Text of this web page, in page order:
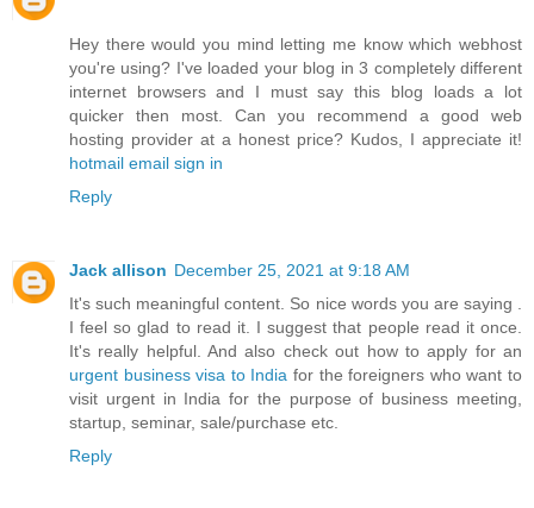
Hey there would you mind letting me know which webhost
you're using? I've loaded your blog in 3 completely different
internet browsers and I must say this blog loads a lot
quicker then most. Can you recommend a good web
hosting provider at a honest price? Kudos, I appreciate it!
hotmail email sign in
Reply
Jack allison December 25, 2021 at 9:18 AM
It's such meaningful content. So nice words you are saying .
I feel so glad to read it. I suggest that people read it once.
It's really helpful. And also check out how to apply for an
urgent business visa to India for the foreigners who want to
visit urgent in India for the purpose of business meeting,
startup, seminar, sale/purchase etc.
Reply